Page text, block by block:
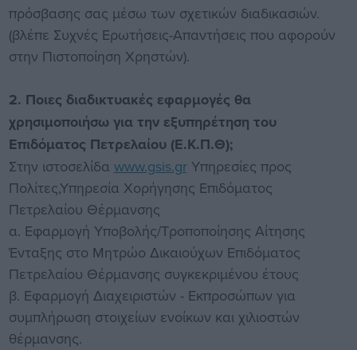
πρόσβασης σας μέσω των σχετικών διαδικασιών.
(βλέπε Συχνές Ερωτήσεις-Απαντήσεις που αφορούν
στην Πιστοποίηση Χρηστών).
2. Ποιες διαδικτυακές εφαρμογές θα
χρησιμοποιήσω για την εξυπηρέτηση του
Επιδόματος Πετρελαίου (Ε.Κ.Π.Θ);
Στην ιστοσελίδα www.gsis.grΥπηρεσίες προς
Πολίτες,Υπηρεσία Χορήγησης Επιδόματος
Πετρελαίου Θέρμανσης
α. Εφαρμογή Υποβολής/Τροποποίησης Αίτησης
Ένταξης στο Μητρώο Δικαιούχων Επιδόματος
Πετρελαίου Θέρμανσης συγκεκριμένου έτους
β. Εφαρμογή Διαχειριστών - Εκπροσώπων για
συμπλήρωση στοιχείων ενοίκων και χιλιοστών
θέρμανσης.